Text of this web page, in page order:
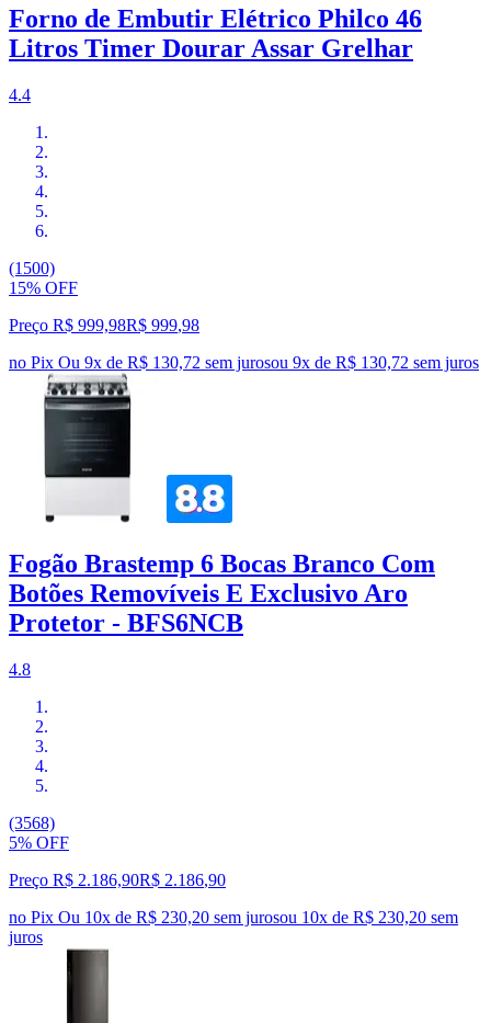
Forno de Embutir Elétrico Philco 46
Litros Timer Dourar Assar Grelhar
4.4
(1500)
15% OFF
Preço R$ 999,98R$ 999,98
no Pix Ou 9x de R$ 130,72 sem jurosou 9x de R$ 130,72 sem juros
Fogão Brastemp 6 Bocas Branco Com
Botões Removíveis E Exclusivo Aro
Protetor - BFS6NCB
4.8
(3568)
5% OFF
Preço R$ 2.186,90R$ 2.186,90
no Pix Ou 10x de R$ 230,20 sem jurosou 10x de R$ 230,20 sem
juros